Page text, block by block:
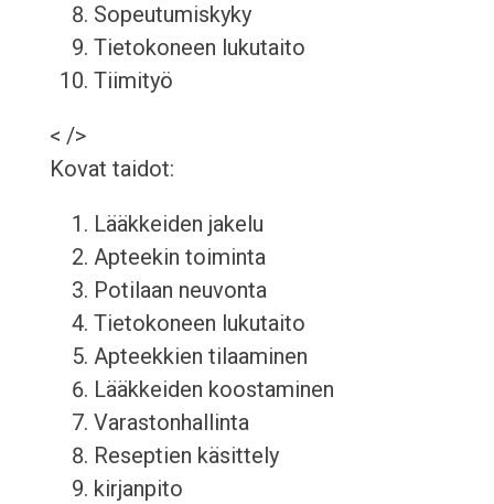
Sopeutumiskyky
Tietokoneen lukutaito
Tiimityö
< />
Kovat taidot:
Lääkkeiden jakelu
Apteekin toiminta
Potilaan neuvonta
Tietokoneen lukutaito
Apteekkien tilaaminen
Lääkkeiden koostaminen
Varastonhallinta
Reseptien käsittely
kirjanpito